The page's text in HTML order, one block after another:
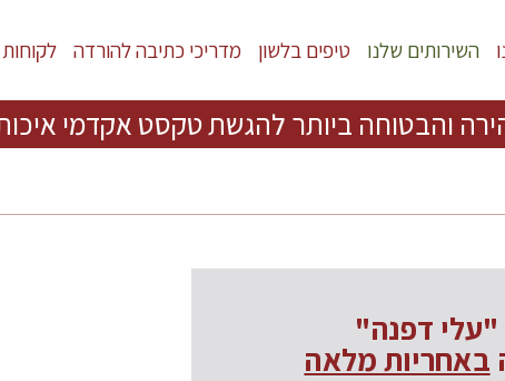
השירותים שלנו טיפים בלשון מדריכי כתיבה להורדה
והבטוחה ביותר להגשת טקסט אקדמי
דפנה"
באחריות מלאה